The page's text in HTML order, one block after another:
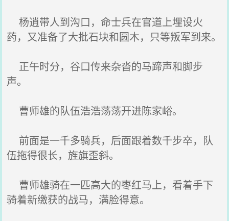
杨逍带人到沟口，命士兵在官道上埋设火
药，又准备了大批石块和圆木，只等叛军到来。
正午时分，谷口传来杂沓的马蹄声和脚步
声。
曹师雄的队伍浩浩荡荡开进陈家峪。
前面是一千多骑兵，后面跟着数千步卒，队
伍拖得很长，旌旗歪斜。
曹师雄骑在一匹高大的枣红马上，看着手下
骑着新缴获的战马，满脸得意。